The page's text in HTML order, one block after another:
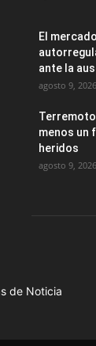
El
ante la
agosto 9, 2026
Terremoto
menos un
heridos
agosto 9, 2026